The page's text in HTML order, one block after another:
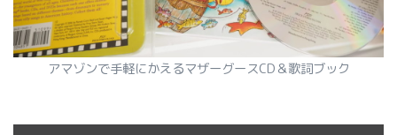
アマゾンで手軽にかえるマザーグースCD＆歌詞ブック